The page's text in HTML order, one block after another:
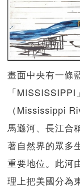
畫面中央有一條
「
（Mississippi
馬遜河、長江合
著自然界的眾多
重要地位。此河
理上把美國分為